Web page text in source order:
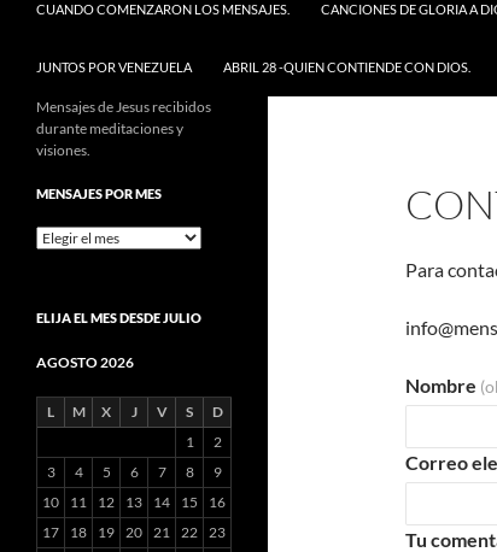
CUANDO COMENZARON LOS MENSAJES.
CANCIONES DE GLORIA A
JUNTOS POR VENEZUELA ABRIL 28 -QUIEN CONTIENDE CON DIOS.
Para
Nombre
Correo
Tu
Mensajes de Jesus recibidos
durante meditaciones y
visiones.
MENSAJES POR MES
Mensajes
ELIJA EL MES DESDE JULIO
AGOSTO 2026
L M X J V S
D
1
2
3
4 5 6 7 8
9
10
11 12 13 14 15
16
17
18 19 20 21 22 23